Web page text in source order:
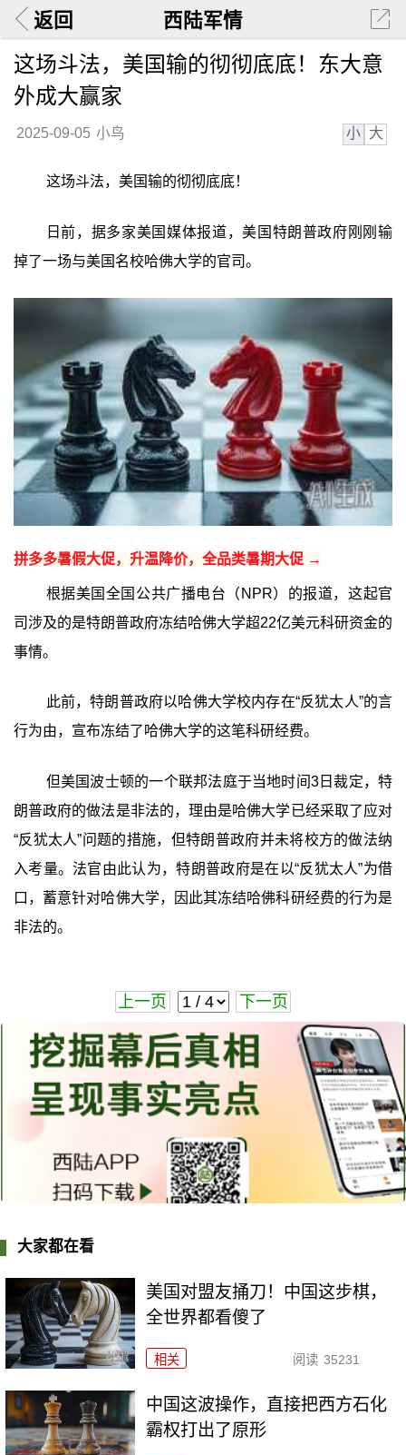
返回 西陆军情
这场斗法，美国输的彻彻底底！东大意
外成大赢家
2025-09-05 小鸟 小 大
这场斗法，美国输的彻彻底底！
日前，据多家美国媒体报道，美国特朗普政府刚刚输
掉了一场与美国名校哈佛大学的官司。
拼多多暑假大促，升温降价，全品类暑期大促 →
根据美国全国公共广播电台（NPR）的报道，这起官
司涉及的是特朗普政府冻结哈佛大学超22亿美元科研资金的
事情。
此前，特朗普政府以哈佛大学校内存在“反犹太人”的言
行为由，宣布冻结了哈佛大学的这笔科研经费。
但美国波士顿的一个联邦法庭于当地时间3日裁定，特
朗普政府的做法是非法的，理由是哈佛大学已经采取了应对
“反犹太人”问题的措施，但特朗普政府并未将校方的做法纳
入考量。法官由此认为，特朗普政府是在以“反犹太人”为借
口，蓄意针对哈佛大学，因此其冻结哈佛科研经费的行为是
非法的。
上一页 下一页
大家都在看
美国对盟友捅刀！中国这步棋，
全世界都看傻了
相关 阅读 35231
中国这波操作，直接把西方石化
霸权打出了原形